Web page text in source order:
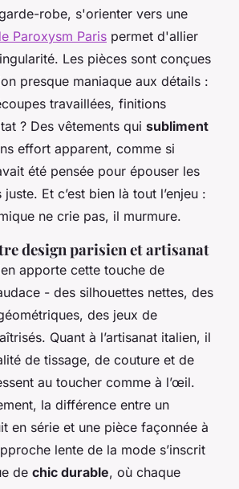
robe, s'orienter vers une
Paroxysm Paris permet d'allier
Les pièces sont conçues
presque maniaque aux détails :
travaillées, finitions
? Des vêtements qui subliment
effort apparent, comme si
été pensée pour épouser les
Et c’est bien là tout l’enjeu :
ne crie pas, il murmure.
design parisien et artisanat
apporte cette touche de
- des silhouettes nettes, des
des jeux de
Quant à l’artisanat italien, il
de tissage, de couture et de
au toucher comme à l’œil.
la différence entre un
en série et une pièce façonnée à
lente de la mode s’inscrit
de chic durable, où chaque